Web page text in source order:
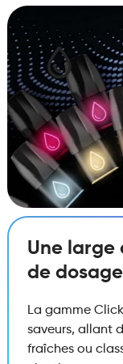
Une large
de
La gamme
saveurs, allant
fraîches ou